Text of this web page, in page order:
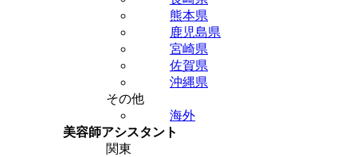
熊本県
鹿児島県
宮崎県
佐賀県
沖縄県
その他
海外
美容師アシスタント
関東